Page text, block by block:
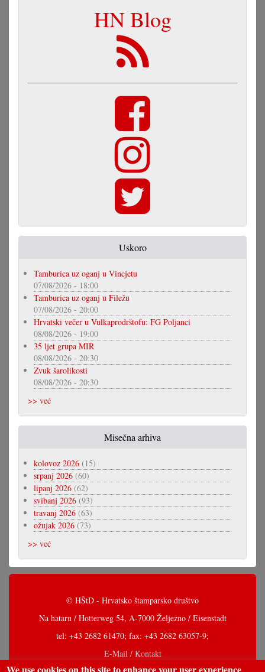
HN Blog
Uskoro
Tamburica uz oganj u Vincjetu
07/08/2026 - 18:00
Tamburica uz oganj u Filežu
07/08/2026 - 20:00
Hrvatski večer u Vulkaprodrštofu: FG Poljanci
08/08/2026 - 19:00
35 ljet grupa MIR
08/08/2026 - 20:30
Zvuk šarolikosti
08/08/2026 - 20:30
>> već
Misečna arhiva
kolovoz 2026 (15)
srpanj 2026 (60)
lipanj 2026 (62)
svibanj 2026 (93)
travanj 2026 (63)
ožujak 2026 (73)
>> već
© HŠtD - Hrvatsko štamparsko društvo
Na hataru / Hotterweg 54, A-7000 Željezno / Eisenstadt
tel: +43 2682 61470; fax: +43 2682 63057-9;
E-Mail / Kontakt